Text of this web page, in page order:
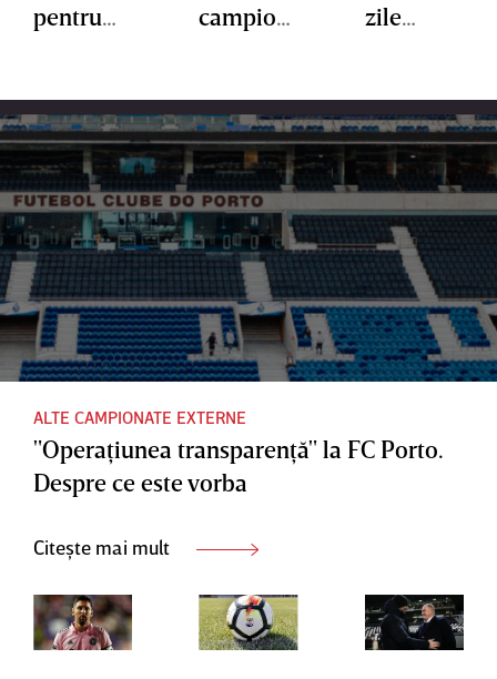
pentru
Răzvan
Lucescu,
rezultat
usturător
cu ultima
clasată
campion
Europa
este în
pragul
faliment
ului
zile
cu FCSB!
Eşec
umilitor
pe teren
propriu
ALTE CAMPIONATE EXTERNE
"Operaţiunea transparenţă" la FC Porto.
Despre ce este vorba
Citește mai mult